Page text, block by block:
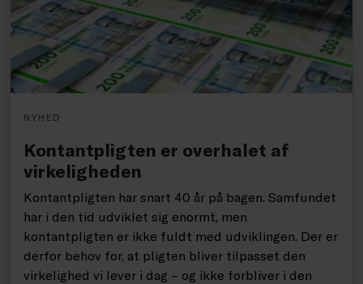
NYHED
Kontantpligten er overhalet af
virkeligheden
Kontantpligten har snart 40 år på bagen. Samfundet
har i den tid udviklet sig enormt, men
kontantpligten er ikke fuldt med udviklingen. Der er
derfor behov for, at pligten bliver tilpasset den
virkelighed vi lever i dag – og ikke forbliver i den